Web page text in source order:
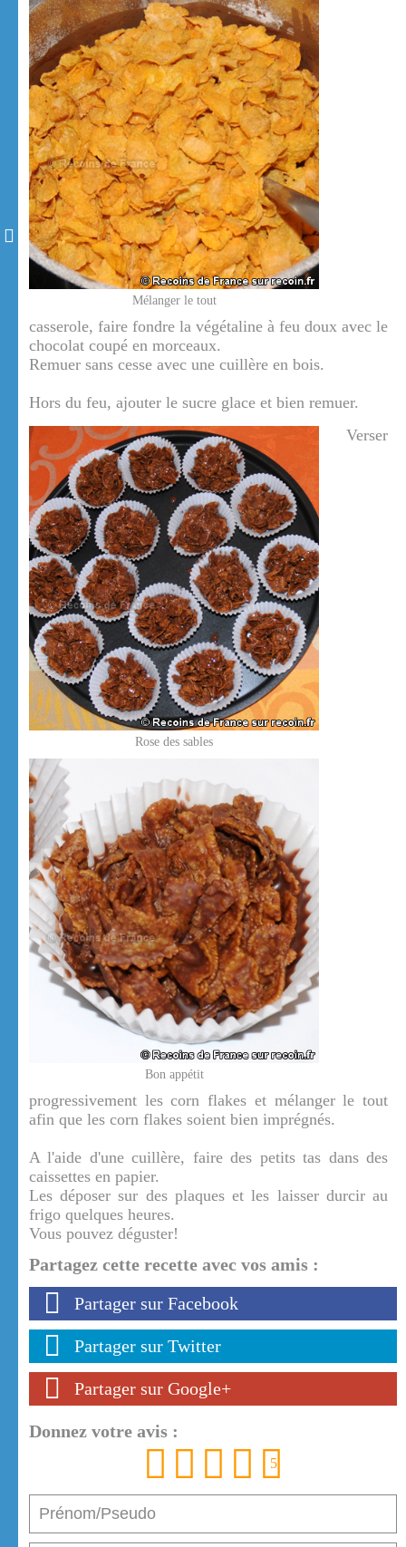
Mélanger le tout
casserole, faire fondre la végétaline à feu doux avec le
chocolat coupé en morceaux.
Remuer sans cesse avec une cuillère en bois.
Hors du feu, ajouter le sucre glace et bien remuer.
Rose des sables
Bon appétit
Verser
progressivement les corn flakes et mélanger le tout
afin que les corn flakes soient bien imprégnés.
A l'aide d'une cuillère, faire des petits tas dans des
caissettes en papier.
Les déposer sur des plaques et les laisser durcir au
frigo quelques heures.
Vous pouvez déguster!
Partagez cette recette avec vos amis :
Partager sur Facebook
Partager sur Twitter
Partager sur Google+
Donnez votre avis :
5